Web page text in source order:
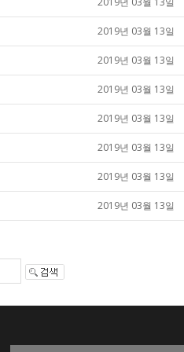
2019년 03월 13일
2019년 03월 13일
2019년 03월 13일
2019년 03월 13일
2019년 03월 13일
2019년 03월 13일
2019년 03월 13일